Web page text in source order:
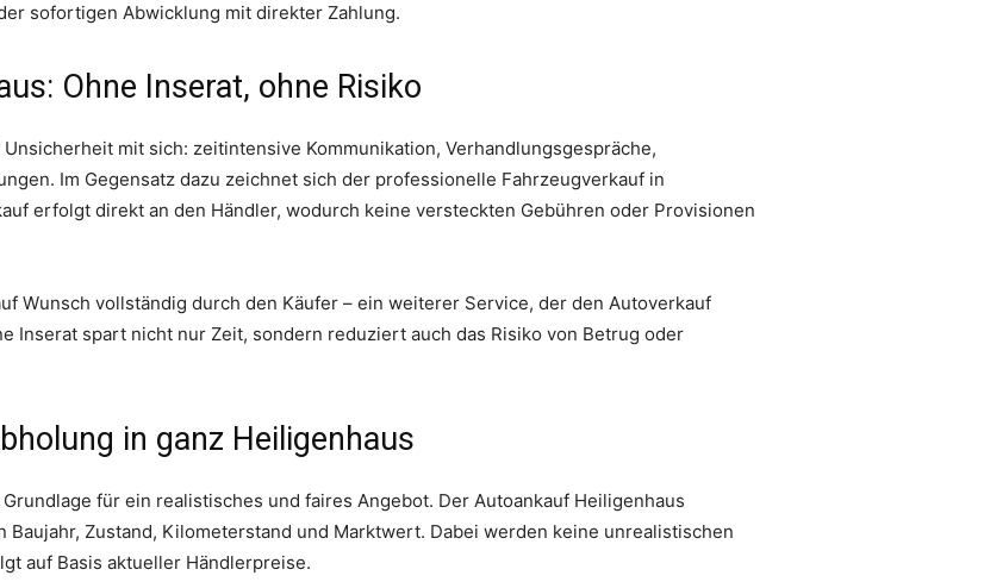
sofortigen Abwicklung mit direkter Zahlung.
Ohne Inserat, ohne Risiko
mit sich: zeitintensive Kommunikation, Verhandlungsgespräche,
Im Gegensatz dazu zeichnet sich der professionelle Fahrzeugverkauf in
erfolgt direkt an den Händler, wodurch keine versteckten Gebühren oder Provisionen
Wunsch vollständig durch den Käufer – ein weiterer Service, der den Autoverkauf
Inserat spart nicht nur Zeit, sondern reduziert auch das Risiko von Betrug oder
in ganz Heiligenhaus
für ein realistisches und faires Angebot. Der Autoankauf Heiligenhaus
Zustand, Kilometerstand und Marktwert. Dabei werden keine unrealistischen
auf Basis aktueller Händlerpreise.